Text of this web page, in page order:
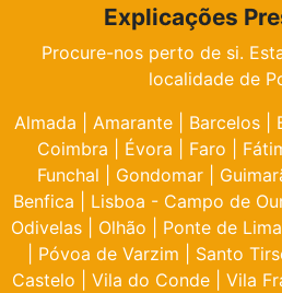
Explicações
Procure-nos perto de si.
localidade de
Almada
Amarante Barcelos
Coimbra
Évora Faro
Funchal
Gondomar
Benfica
Lisboa - Campo de
Odivelas
Olhão Ponte de Lima
Póvoa de Varzim Santo
Castelo
Vila do Conde Vila